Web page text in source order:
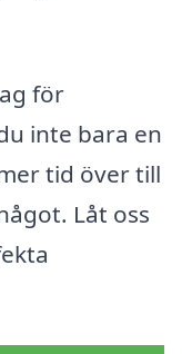
för
inte bara en
tid över till
Låt oss